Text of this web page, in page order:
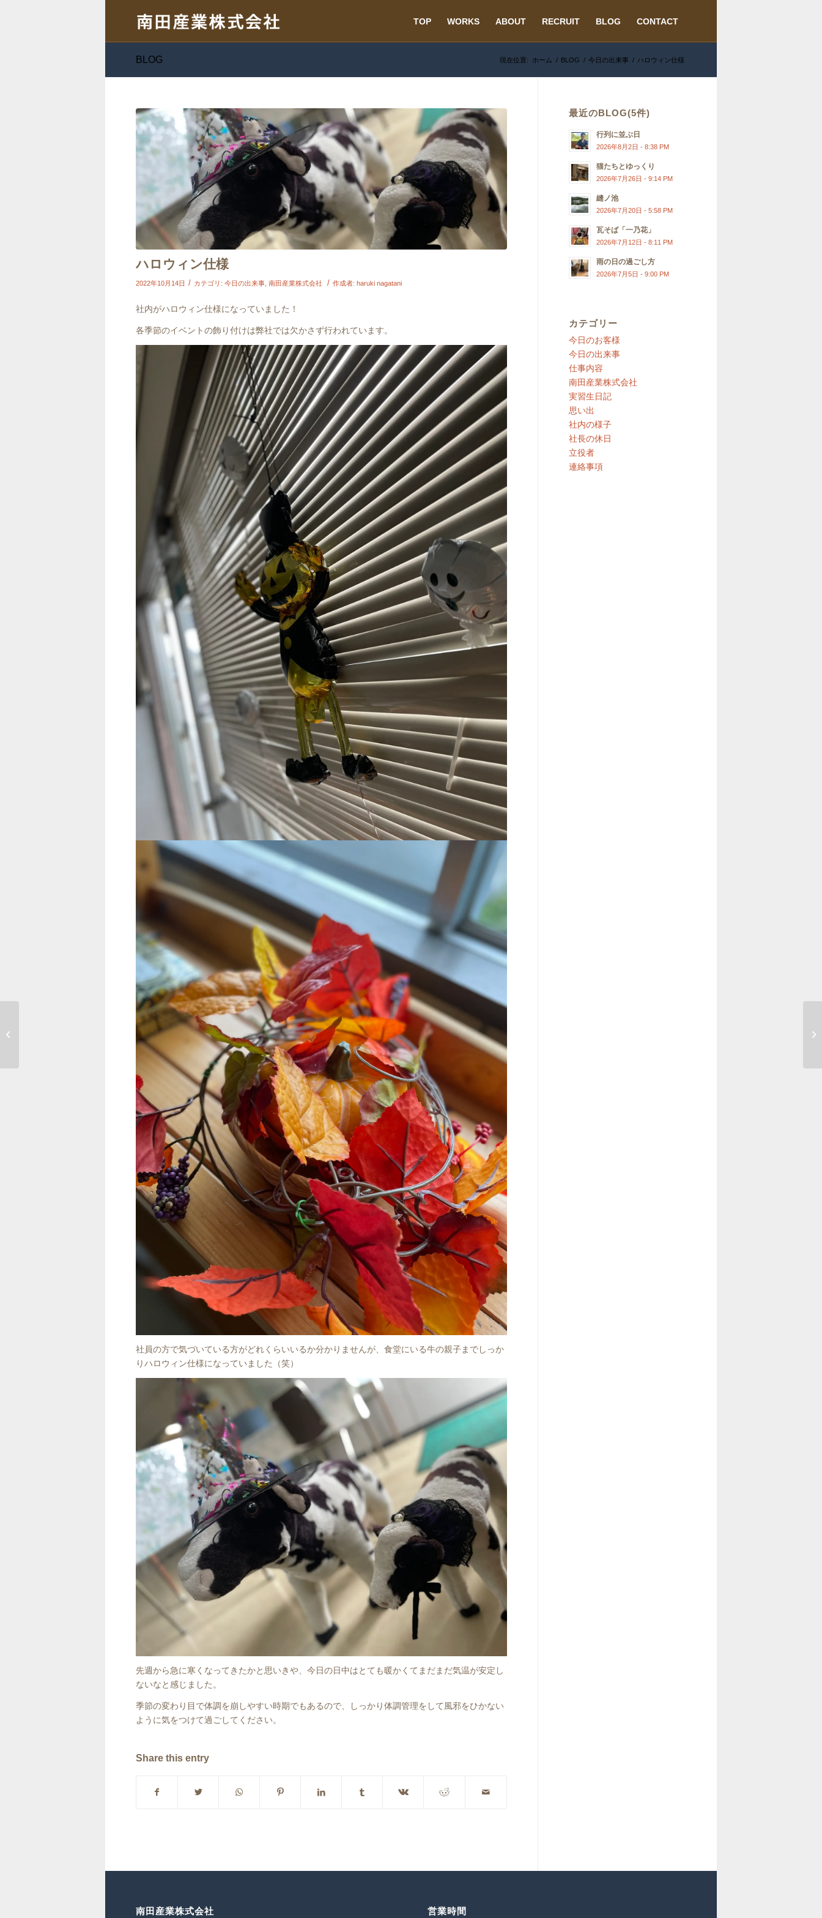
TOP WORKS ABOUT RECRUIT BLOG CONTACT
BLOG 現在位置: ホーム / BLOG / 今日の出来事 / ハロウィン仕様
ハロウィン仕様
2022年10月14日 / カテゴリ: 今日の出来事 南田産業株式会社 / 作成者: haruki nagatani
社内がハロウィン仕様になっていました！
各季節のイベントの飾り付けは弊社では欠かさず行われています。
社員の方で気づいている方がどれくらいいるか分かりませんが、食堂にいる牛の親子までしっか
りハロウィン仕様になっていました（笑）
先週から急に寒くなってきたかと思いきや、今日の日中はとても暖かくてまだまだ気温が安定し
ないなと感じました。
季節の変わり目で体調を崩しやすい時期でもあるので、しっかり体調管理をして風邪をひかない
ように気をつけて過ごしてください。
Share this entry
最近のBLOG(5件)
行列に並ぶ日
2026年8月2日 - 8:38 PM
猫たちとゆっくり
2026年7月26日 - 9:14 PM
縫ノ池
2026年7月20日 - 5:58 PM
瓦そば「一乃花」
2026年7月12日 - 8:11 PM
雨の日の過ごし方
2026年7月5日 - 9:00 PM
カテゴリー
今日のお客様
今日の出来事
仕事内容
南田産業株式会社
実習生日記
思い出
社内の様子
社長の休日
立役者
連絡事項
南田産業株式会社 営業時間